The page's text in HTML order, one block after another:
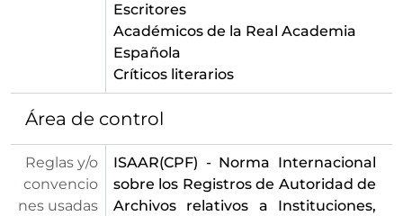
Escritores
Académicos de la Real Academia
Española
Críticos literarios
Área de control
Reglas y/o
convencio
nes usadas
ISAAR(CPF) - Norma Internacional
sobre los Registros de Autoridad de
Archivos relativos a Instituciones,